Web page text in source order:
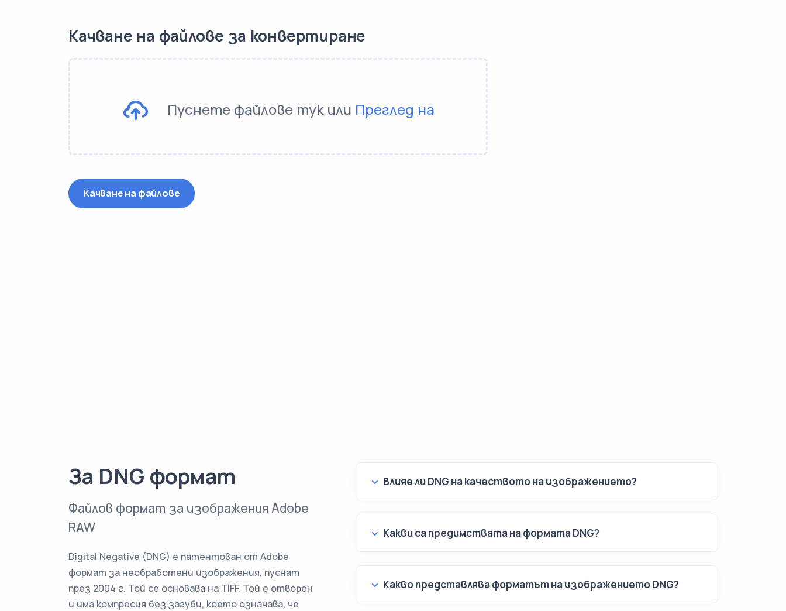
Качване на файлове за конвертиране
Пуснете файлове тук или Преглед на
За DNG формат
Файлов формат за изображения Adobe
RAW
Digital Negative (DNG) е патентован от Adobe
формат за необработени изображения, пуснат
през 2004 г. Той се основава на TIFF. Той е отворен
и има компресия без загуби, което означава, че
Влияе ли DNG на качеството на изображението?
Какви са предимствата на формата DNG?
Какво представлява форматът на изображението DNG?